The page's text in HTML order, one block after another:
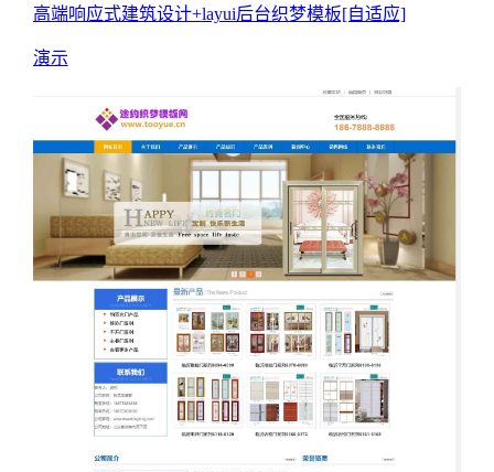
高端响应式建筑设计+layui后台织梦模板[自适应]
演示